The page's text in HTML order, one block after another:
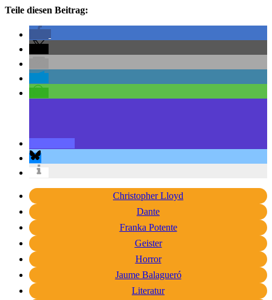
Teile diesen Beitrag:
Christopher Lloyd
Dante
Franka Potente
Geister
Horror
Jaume Balagueró
Literatur